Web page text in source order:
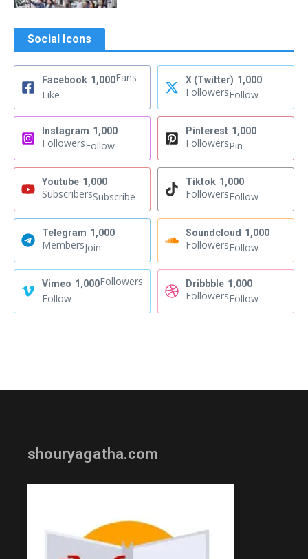
Social Icons
Facebook 1,000Fans
Like
X (Twitter) 1,000
FollowersFollow
Instagram 1,000
FollowersFollow
Pinterest 1,000
FollowersPin
Youtube 1,000
SubscribersSubscribe
Tiktok 1,000
FollowersFollow
Telegram 1,000
MembersJoin
Soundcloud 1,000
FollowersFollow
Vimeo 1,000Followers
Follow
Dribbble 1,000
FollowersFollow
shouryagatha.com